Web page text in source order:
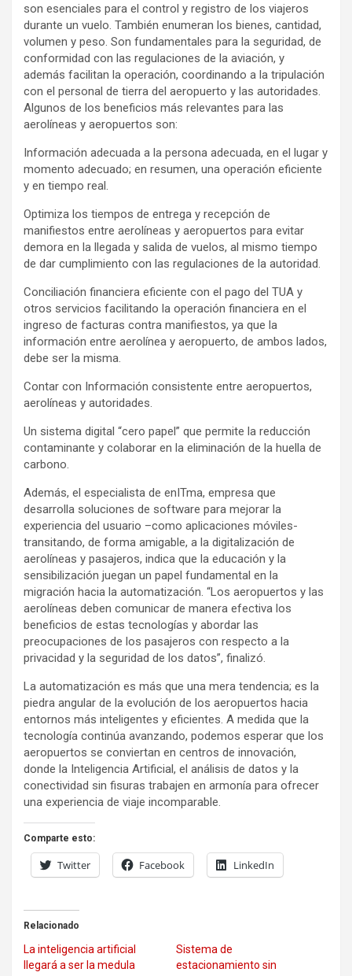
son esenciales para el control y registro de los viajeros
durante un vuelo. También enumeran los bienes, cantidad,
volumen y peso. Son fundamentales para la seguridad, de
conformidad con las regulaciones de la aviación, y
además facilitan la operación, coordinando a la tripulación
con el personal de tierra del aeropuerto y las autoridades.
Algunos de los beneficios más relevantes para las
aerolíneas y aeropuertos son:
Información adecuada a la persona adecuada, en el lugar y
momento adecuado; en resumen, una operación eficiente
y en tiempo real.
Optimiza los tiempos de entrega y recepción de
manifiestos entre aerolíneas y aeropuertos para evitar
demora en la llegada y salida de vuelos, al mismo tiempo
de dar cumplimiento con las regulaciones de la autoridad.
Conciliación financiera eficiente con el pago del TUA y
otros servicios facilitando la operación financiera en el
ingreso de facturas contra manifiestos, ya que la
información entre aerolínea y aeropuerto, de ambos lados,
debe ser la misma.
Contar con Información consistente entre aeropuertos,
aerolíneas y autoridades.
Un sistema digital “cero papel” que permite la reducción
contaminante y colaborar en la eliminación de la huella de
carbono.
Además, el especialista de enITma, empresa que
desarrolla soluciones de software para mejorar la
experiencia del usuario –como aplicaciones móviles-
transitando, de forma amigable, a la digitalización de
aerolíneas y pasajeros, indica que la educación y la
sensibilización juegan un papel fundamental en la
migración hacia la automatización. “Los aeropuertos y las
aerolíneas deben comunicar de manera efectiva los
beneficios de estas tecnologías y abordar las
preocupaciones de los pasajeros con respecto a la
privacidad y la seguridad de los datos”, finalizó.
La automatización es más que una mera tendencia; es la
piedra angular de la evolución de los aeropuertos hacia
entornos más inteligentes y eficientes. A medida que la
tecnología continúa avanzando, podemos esperar que los
aeropuertos se conviertan en centros de innovación,
donde la Inteligencia Artificial, el análisis de datos y la
conectividad sin fisuras trabajen en armonía para ofrecer
una experiencia de viaje incomparable.
Comparte esto:
Twitter Facebook LinkedIn
Relacionado
La inteligencia artificial
llegará a ser la medula
Sistema de
estacionamiento sin